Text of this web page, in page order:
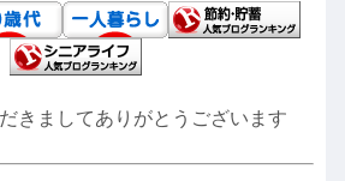
きましてありがとうございます